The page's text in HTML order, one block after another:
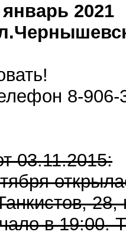
2021
8-906-
03.11.2015:
в 19:00.